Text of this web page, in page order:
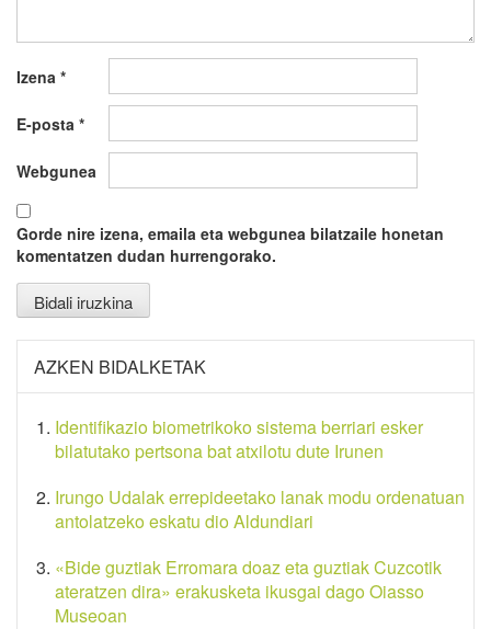
Izena *
E-posta *
Webgunea
Gorde nire izena, emaila eta webgunea bilatzaile honetan
komentatzen dudan hurrengorako.
AZKEN BIDALKETAK
Identifikazio biometrikoko sistema berriari esker
bilatutako pertsona bat atxilotu dute Irunen
Irungo Udalak errepideetako lanak modu ordenatuan
antolatzeko eskatu dio Aldundiari
«Bide guztiak Erromara doaz eta guztiak Cuzcotik
ateratzen dira» erakusketa ikusgai dago Oiasso
Museoan